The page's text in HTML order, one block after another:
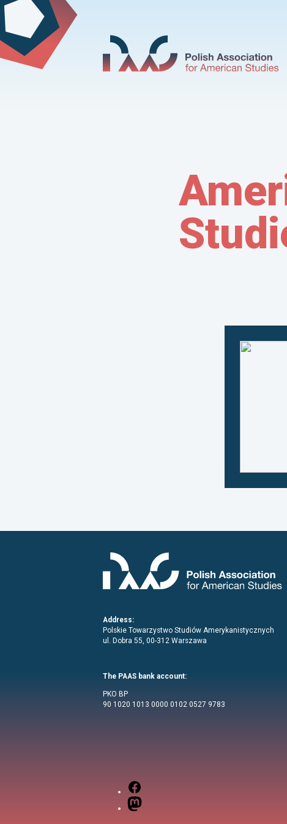
Address:
Polskie Towarzystwo Studiów Amerykanistycznych
ul. Dobra 55, 00-312 Warszawa
The PAAS bank account:
PKO BP
90 1020 1013 0000 0102 0527 9783
Mastodon